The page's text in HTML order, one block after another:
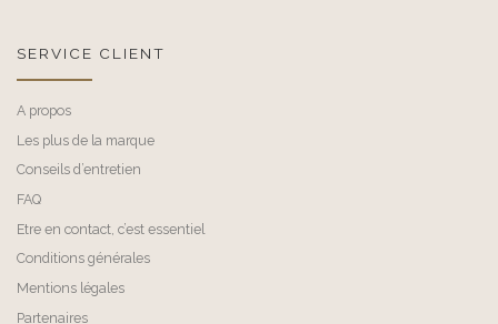
SERVICE CLIENT
A propos
Les plus de la marque
Conseils d’entretien
FAQ
Etre en contact, c’est essentiel
Conditions générales
Mentions légales
Partenaires